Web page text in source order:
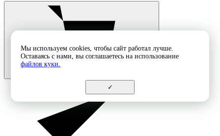
Мы используем cookies, чтобы сайт работал лучше.
Оставаясь с нами, вы соглашаетесь на использование
файлов куки.
✓